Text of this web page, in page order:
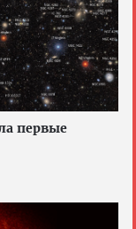
первые